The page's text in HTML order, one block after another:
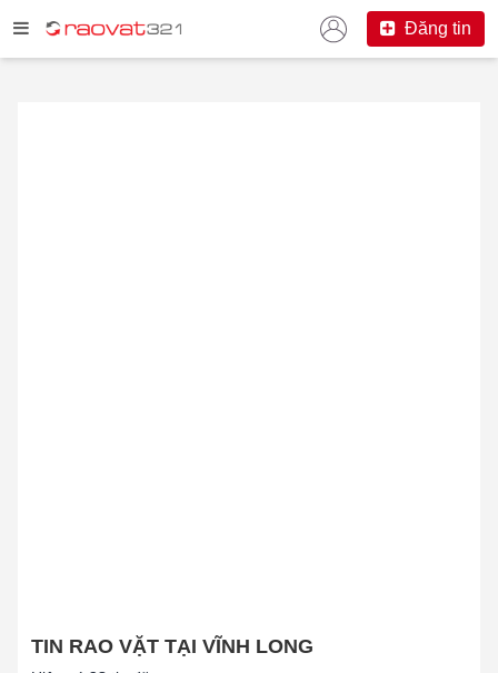
Đăng tin
TIN RAO VẶT TẠI VĨNH LONG